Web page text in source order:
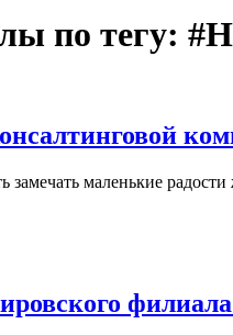
по тегу:
замечать маленькие